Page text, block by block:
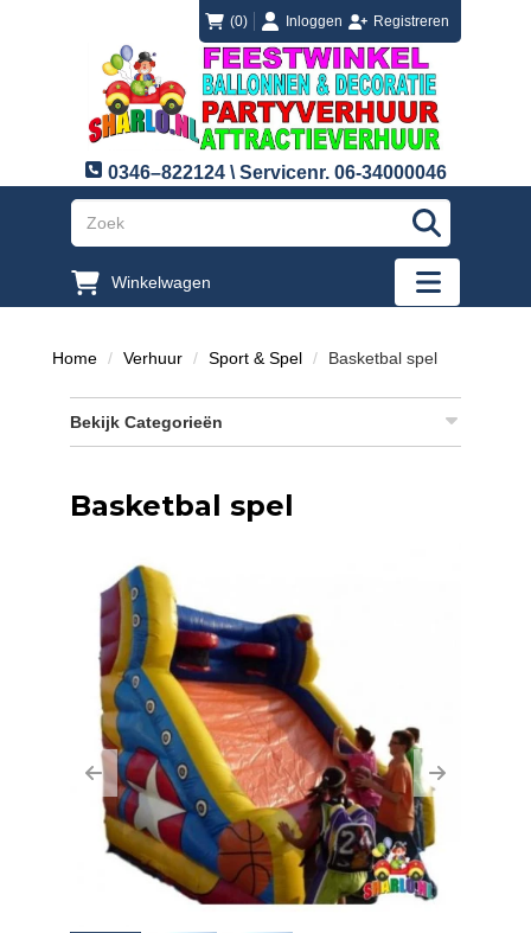
(0) loginInloggen
registreren Registreren
0346–822124 \ Servicenr. 06-34000046
"Zoeken
Winkelwagen
"Toggle
Home Verhuur Sport & Spel Basketbal spel
Bekijk Categorieën
Basketbal spel
Previous Next